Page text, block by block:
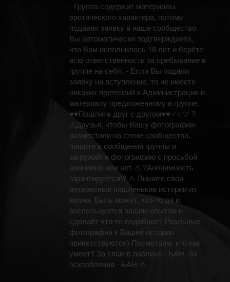
- Группа содержит материалы
эротического характера, потому
подавая заявку в наше сообщество
Вы автоматически подтверждаете,
что Вам исполнилось 18 лет и берёте
всю ответственность за пребывание в
группе на себя. - Если Вы подали
заявку на вступление, то не имеете
никаких претензий к Администрации и
материалу предложенному в группе.
♥♥Пошлите друг с другом♥♥♂♀ツ ?
⚠Друзья, чтобы Вашу фотографию
разместили на стене сообщества,
пишите в сообщения группы и
загружайте фотографию с просьбой
анонимно или нет.⚠ ?Анонимность
гарантируется!? ⚠ Пишите свои
интересные пошленькие истории из
жизни. Быть может, кто-то да и
воспользуется вашим опытом и
сделайт что-то подобное? Реальные
фотографии к Вашей истории
приветствуются) Посмотрим, кто как
умеет? За спам в паблике - БАН. За
оскорбления - БАН ⚠